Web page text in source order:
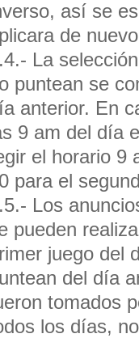
así se
de
La
puntean se
anterior. En
9 am del día
el horario 9
para el
Los
pueden
juego del
del día
tomados
los días,